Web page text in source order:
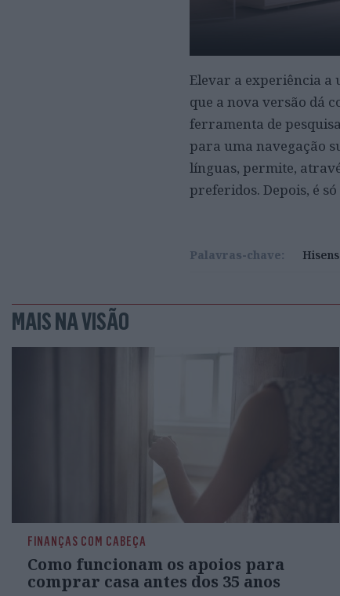
Elevar a experiência a
que a nova versão dá
ferramenta de
para uma navegação
línguas, permite,
preferidos. Depois, é
Palavras-chave:
MAIS NA VISÃO
FINANÇAS COM CABEÇA
Como funcionam os apoios para
comprar casa antes dos 35 anos